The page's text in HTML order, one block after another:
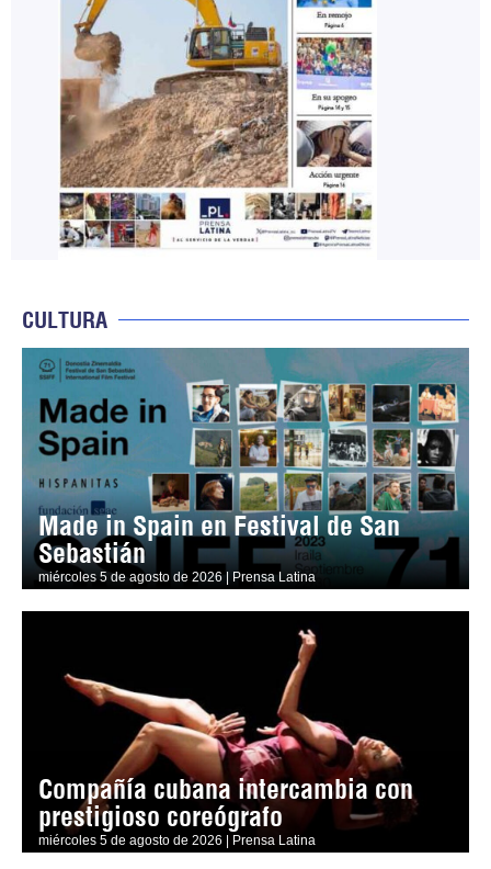
CULTURA
Made in Spain en Festival de San
Sebastián
miércoles 5 de agosto de 2026 | Prensa Latina
Compañía cubana intercambia con
prestigioso coreógrafo
miércoles 5 de agosto de 2026 | Prensa Latina